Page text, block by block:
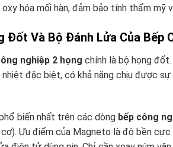
hóa mối hàn, đảm bảo tính thẩm mỹ
Đốt Và Bộ Đánh Lửa Của Bếp
nghiệp 2 họng chính là bộ họng
nhiệt đặc biệt, có khả năng chịu được
biến nhất trên các dòng bếp công
Ưu điểm của Magneto là độ bền